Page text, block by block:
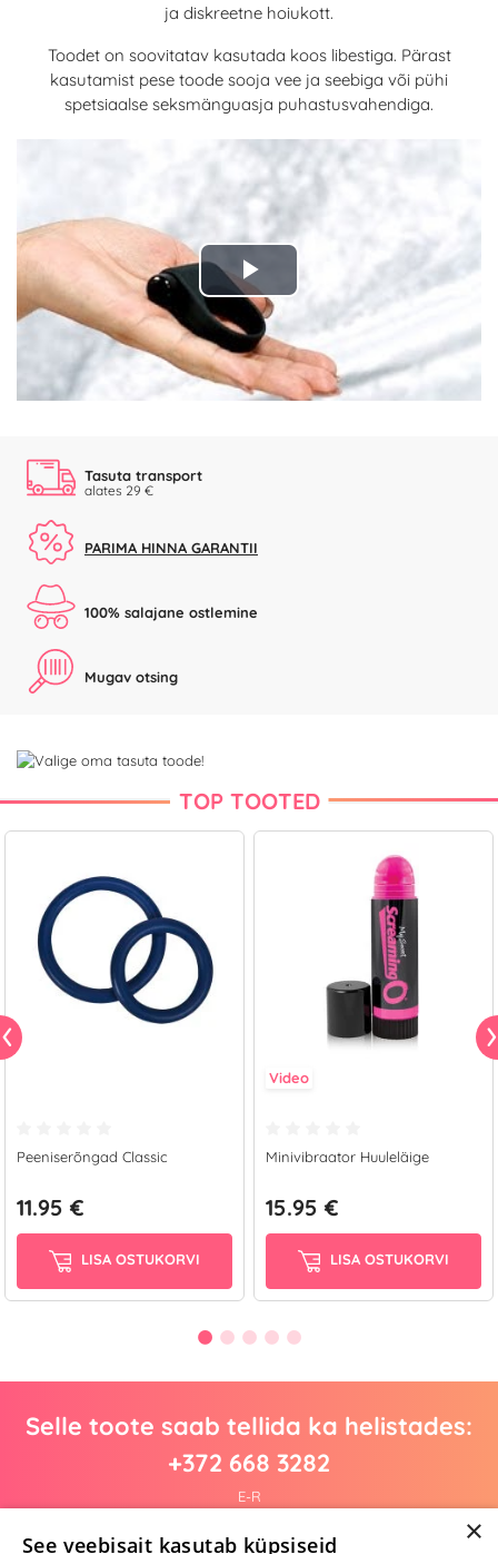
ja diskreetne hoiukott.
Toodet on soovitatav kasutada koos libestiga. Pärast
kasutamist pese toode sooja vee ja seebiga või pühi
spetsiaalse seksmänguasja puhastusvahendiga.
Play
Video
Tasuta transport
alates 29 €
PARIMA HINNA GARANTII
100% salajane ostlemine
Mugav otsing
TOP TOOTED
Peeniserõngad Classic
11.95 €
LISA OSTUKORVI
Video
Minivibraator Huuleläige
15.95 €
LISA OSTUKORVI
Selle toote saab tellida ka helistades:
+372 668 3282
E-R
×
See veebisait kasutab küpsiseid